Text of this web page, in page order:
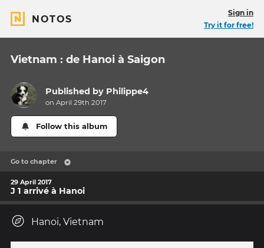
NOTOS
Sign in
Try it for free!
Vietnam : de Hanoi à Saigon
Published by Philippe4
on April 29th 2017
Follow this album
Go to chapter
29 April 2017
J 1 arrivé à Hanoi
Hanoi, Vietnam